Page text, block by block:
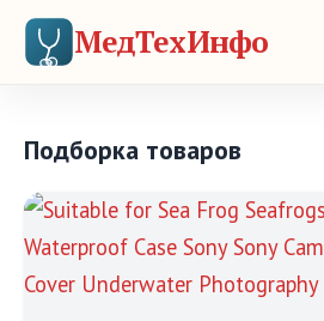
МедТехИнфо
Подборка товаров